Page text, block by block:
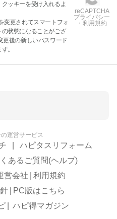
ッキーを受け入れるよ
変更されてスマートフォ
状態になることがござ
更後の新しいパスワード
。
reCAPTCHA
プライバシー
・利用規約
運営サービス
ハピタスリフォーム
あるご質問(ヘルプ)
営会社
利用規約
PC版はこちら
ハピ得マガジン